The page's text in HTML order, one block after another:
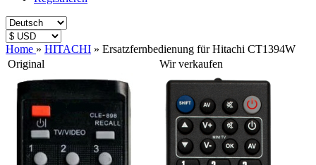
Home » HITACHI » Ersatzfernbedienung für Hitachi CT1394W
Original
Wir verkaufen